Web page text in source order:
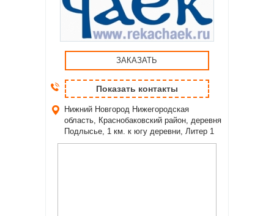
ЗАКАЗАТЬ
Показать контакты
Нижний Новгород Нижегородская
область, Краснобаковский район, деревня
Подлысье, 1 км. к югу деревни, Литер 1